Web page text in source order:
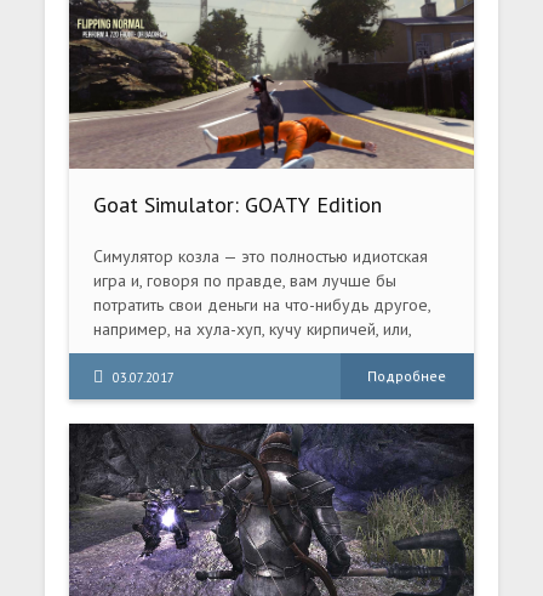
Goat Simulator: GOATY Edition
Симулятор козла — это полностью идиотская
игра и, говоря по правде, вам лучше бы
потратить свои деньги на что-нибудь другое,
например, на хула-хуп, кучу кирпичей, или,
может быть, скинуться с друзьями и купить
настоящего козла.
03.07.2017 Подробнее